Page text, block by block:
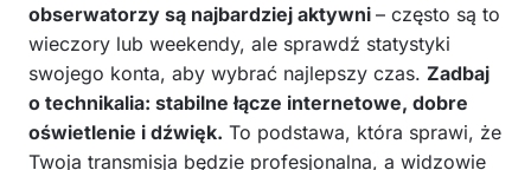
obserwatorzy są najbardziej aktywni – często są to
wieczory lub weekendy, ale sprawdź statystyki
swojego konta, aby wybrać najlepszy czas. Zadbaj
o technikalia: stabilne łącze internetowe, dobre
oświetlenie i dźwięk. To podstawa, która sprawi, że
Twoja transmisja będzie profesjonalna, a widzowie